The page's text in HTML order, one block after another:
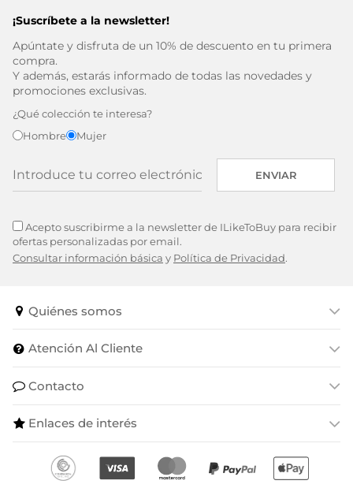
¡Suscríbete a la newsletter!
Apúntate y disfruta de un 10% de descuento en tu primera
compra.
Y además, estarás informado de todas las novedades y
promociones exclusivas.
¿Qué colección te interesa?
Hombre
Mujer
ENVIAR
Acepto suscribirme a la newsletter de ILikeToBuy para recibir
ofertas personalizadas por email.
Consultar información básica y Política de Privacidad.
Quiénes somos
Atención Al Cliente
Contacto
Enlaces de interés